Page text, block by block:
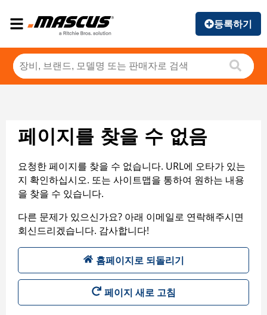
등록하기
페이지를 찾을 수 없음
요청한 페이지를 찾을 수 없습니다. URL에 오타가 있는
지 확인하십시오. 또는 사이트맵을 통하여 원하는 내용
을 찾을 수 있습니다.
다른 문제가 있으신가요? 아래 이메일로 연락해주시면
회신드리겠습니다. 감사합니다!
홈페이지로 되돌리기
페이지 새로 고침